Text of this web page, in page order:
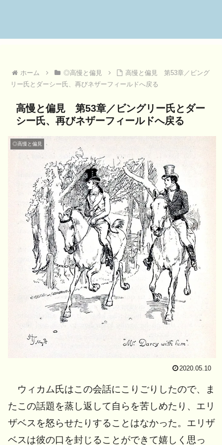
ホーム ◎高慢と偏見
高慢と偏見 第53章／ビング
リー氏とダーシー氏、再びネザーフィールドへ戻る
高慢と偏見 第53章／ビングリー氏とダー
シー氏、再びネザーフィールドへ戻る
◎高慢と偏見
2020.05.10
ウィカム氏はこの会話にこりごりしたので、ま
たこの話題を蒸し返して自らを苦しめたり、エリ
ザベスを怒らせたりすることはなかった。エリザ
ベスは彼の口を封じることができて嬉しく思っ